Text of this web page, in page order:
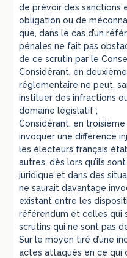
de prévoir des sanctions
obligation ou de
que, dans le cas d’un
pénales ne fait pas
de ce scrutin par le
Considérant, en
réglementaire ne peut,
instituer des infractions
domaine législatif ;
Considérant, en
invoquer une différence
les électeurs français
autres, dès lors qu’ils
juridique et dans des
ne saurait davantage
existant entre les
référendum et celles qui
scrutins qui ne sont pas
Sur le moyen tiré d’une
actes attaqués en ce qui